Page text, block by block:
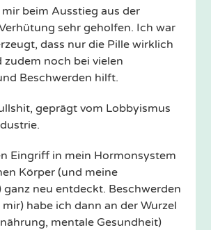
beim Ausstieg aus der
sehr geholfen. Ich war
dass nur die Pille wirklich
zudem noch bei vielen
Beschwerden hilft.
geprägt vom Lobbyismus
Eingriff in mein Hormonsystem
Körper (und meine
ganz neu entdeckt. Beschwerden
mir) habe ich dann an der Wurzel
mentale Gesundheit)